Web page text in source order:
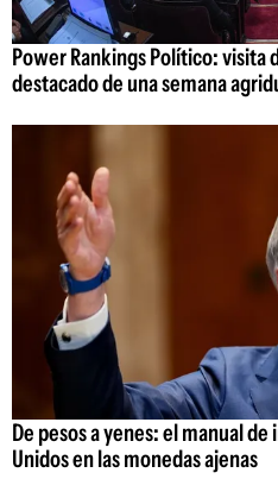
Power Rankings Político: visita
destacado de una semana
De pesos a yenes: el manual
Unidos en las monedas ajenas